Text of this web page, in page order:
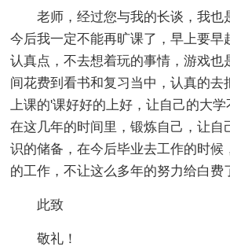
老师，经过您与我的长谈，我也
今后我一定不能再旷课了，早上要早
认真点，不去想着玩的事情，游戏也
间花费到看书和复习当中，认真的去
上课的'课好好的上好，让自己的大
在这几年的时间里，锻炼自己，让自
识的储备，在今后毕业去工作的时候
的工作，不让这么多年的努力给白费
此致
敬礼！